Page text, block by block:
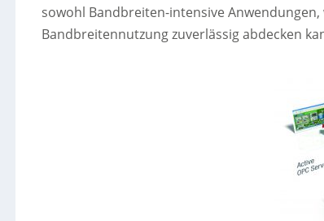
sowohl Bandbreiten-intensive
Bandbreitennutzung zuverlässig abdecken